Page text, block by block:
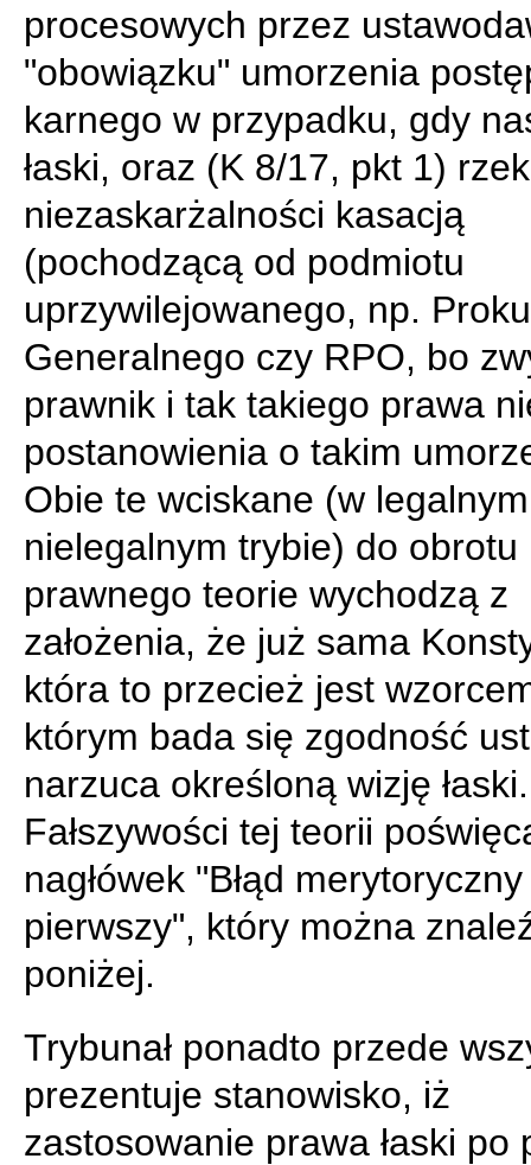
procesowych przez
"obowiązku" umorzenia
karnego w przypadku, gdy
łaski, oraz (K 8/17, pkt 1)
niezaskarżalności kasacją
(pochodzącą od podmiotu
uprzywilejowanego, np.
Generalnego czy RPO, bo
prawnik i tak takiego prawa
postanowienia o takim
Obie te wciskane (w
nielegalnym trybie) do obrotu
prawnego teorie wychodzą z
założenia, że już sama
która to przecież jest
którym bada się zgodność
narzuca określoną wizję łaski.
Fałszywości tej teorii
nagłówek "Błąd merytoryczny
pierwszy", który można
poniżej.
Trybunał ponadto przede
prezentuje stanowisko, iż
zastosowanie prawa łaski po